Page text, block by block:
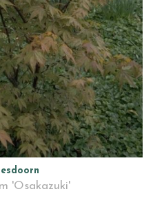
'Osakazuki'